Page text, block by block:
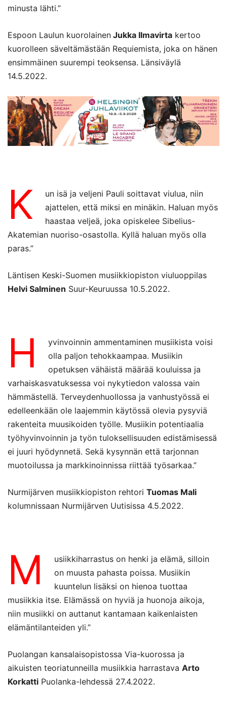
minusta lähti.”
Espoon Laulun kuorolainen Jukka Ilmavirta kertoo
kuorolleen säveltämästään Requiemista, joka on hänen
ensimmäinen suurempi teoksensa. Länsiväylä
14.5.2022.
K
un isä ja veljeni Pauli soittavat viulua, niin
ajattelen, että miksi en minäkin. Haluan myös
haastaa veljeä, joka opiskelee Sibelius-
Akatemian nuoriso-osastolla. Kyllä haluan myös olla
paras.”
Läntisen Keski-Suomen musiikkiopiston viuluoppilas
Helvi Salminen Suur-Keuruussa 10.5.2022.
H
yvinvoinnin ammentaminen musiikista voisi
olla paljon tehokkaampaa. Musiikin
opetuksen vähäistä määrää kouluissa ja
varhaiskasvatuksessa voi nykytiedon valossa vain
hämmästellä. Terveydenhuollossa ja vanhustyössä ei
edelleenkään ole laajemmin käytössä olevia pysyviä
rakenteita muusikoiden työlle. Musiikin potentiaalia
työhyvinvoinnin ja työn tuloksellisuuden edistämisessä
ei juuri hyödynnetä. Sekä kysynnän että tarjonnan
muotoilussa ja markkinoinnissa riittää työsarkaa.”
Nurmijärven musiikkiopiston rehtori Tuomas Mali
kolumnissaan Nurmijärven Uutisissa 4.5.2022.
M
usiikkiharrastus on henki ja elämä, silloin
on muusta pahasta poissa. Musiikin
kuuntelun lisäksi on hienoa tuottaa
musiikkia itse. Elämässä on hyviä ja huonoja aikoja,
niin musiikki on auttanut kantamaan kaikenlaisten
elämäntilanteiden yli.”
Puolangan kansalaisopistossa Via-kuorossa ja
aikuisten teoriatunneilla musiikkia harrastava Arto
Korkatti Puolanka-lehdessä 27.4.2022.